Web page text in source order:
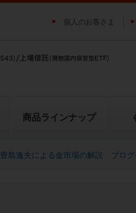
豊島逸夫による金市場の解説 ブログ
個人のお客さま
商品ラインナップ